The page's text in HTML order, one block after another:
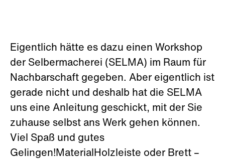
Eigentlich hätte es dazu einen Workshop
der Selbermacherei (SELMA) im Raum für
Nachbarschaft gegeben. Aber eigentlich ist
gerade nicht und deshalb hat die SELMA
uns eine Anleitung geschickt, mit der Sie
zuhause selbst ans Werk gehen können.
Viel Spaß und gutes
Gelingen!MaterialHolzleiste oder Brett –